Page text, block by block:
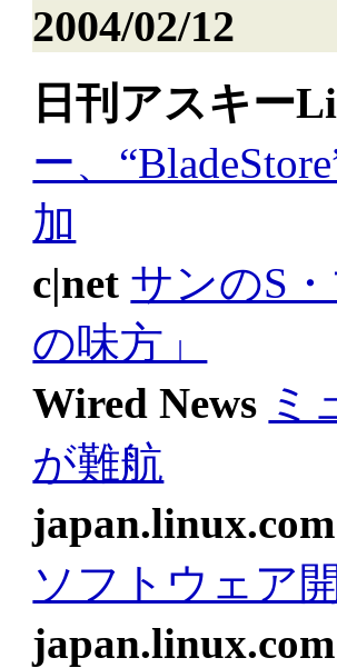
2004/02/12
日刊アスキー
ー、
加
c|net サンのS
の味方」
Wired News ミ
が難航
japan.linux.com
ソフトウェア
japan.linux.com